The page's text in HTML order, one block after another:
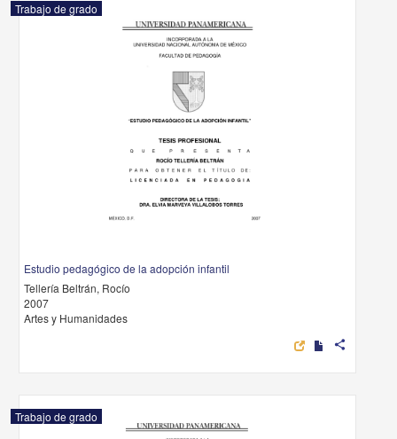
Trabajo de grado
Estudio pedagógico de la adopción infantil
Tellería Beltrán, Rocío
2007
Artes y Humanidades
share
Trabajo de grado